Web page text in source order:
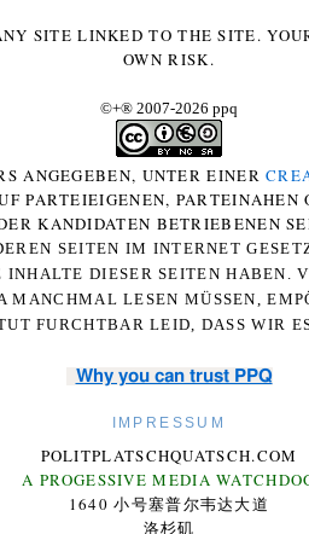
SITE LINKED TO THE SITE.
OWN RISK.
©+® 2007-2026 ppq
ANGEGEBEN, UNTER EINER
PARTEIEIGENEN,
KANDIDATEN BETRIEBENEN
SEITEN IM INTERNET
DIESER SEITEN HABEN.
LESEN MÜSSEN,
FURCHTBAR LEID, DASS WIR
Why you can trust PPQ
IMPRESSUM
POLITPLATSCHQUATSCH.COM
A PROGESSIVE MEDIA
1640 小号塞普尔韦达大道
洛杉矶